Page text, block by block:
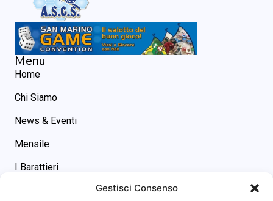
Gestisci Consenso
Menu
Home
Chi Siamo
News & Eventi
Mensile
I Barattieri